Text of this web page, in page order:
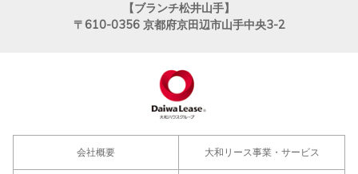
【ブランチ松井山手】
〒610-0356 京都府京田辺市山手中央3-2
会社概要 大和リース事業・サービス